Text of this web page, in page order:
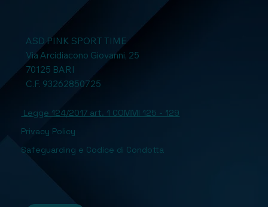
ASD PINK SPORT TIME
Via Arcidiacono Giovanni, 25
70125 BARI
C.F. 93262850725
Legge 124/2017 art. 1 COMMI 125 - 129
Privacy Policy
Safeguarding e Codice di Condotta